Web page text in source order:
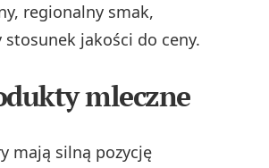
regionalny smak,
stosunek jakości do ceny.
mleczne
mają silną pozycję